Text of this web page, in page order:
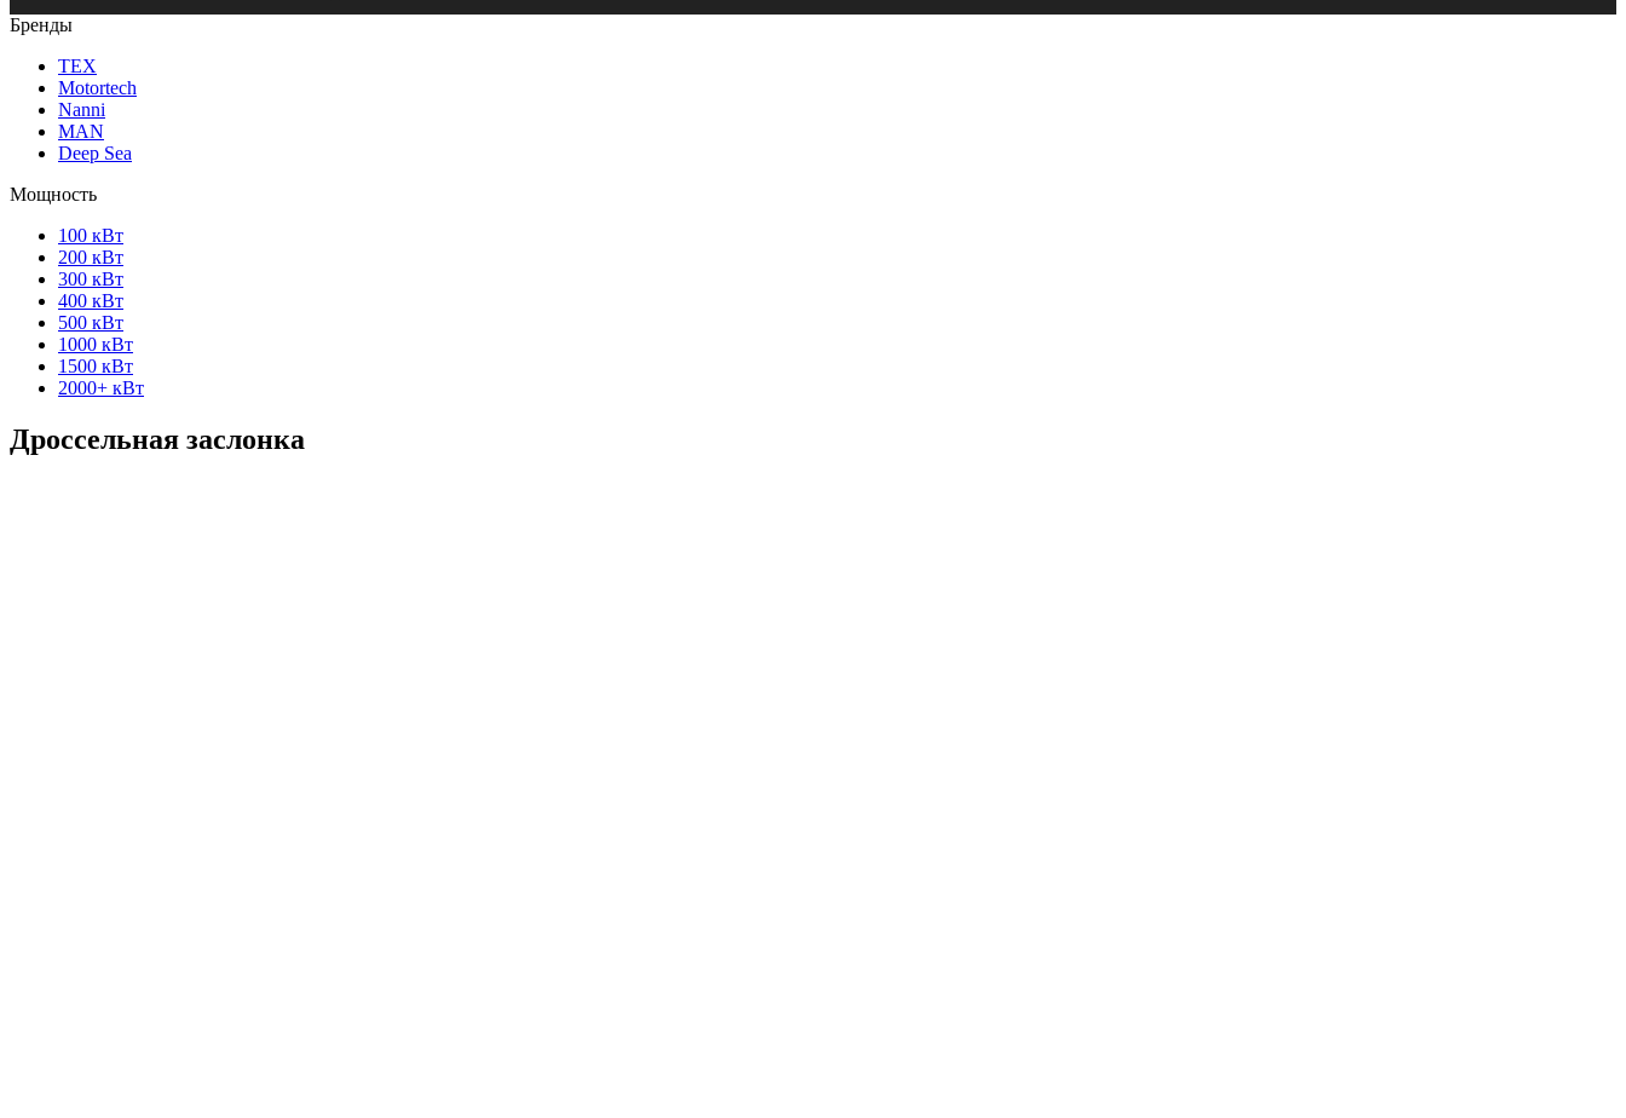
Бренды
ТЕХ
Motortech
Nanni
MAN
Deep Sea
Мощность
100 кВт
200 кВт
300 кВт
400 кВт
500 кВт
1000 кВт
1500 кВт
2000+ кВт
Дроссельная заслонка